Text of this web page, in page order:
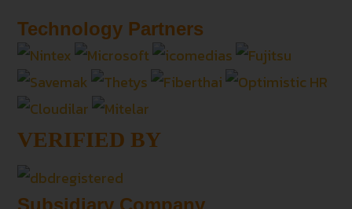
Technology Partners
VERIFIED BY
Subsidiary Company